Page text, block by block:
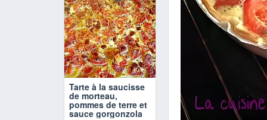
Tarte à la saucisse
de morteau,
pommes de terre et
sauce gorgonzola